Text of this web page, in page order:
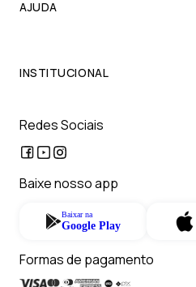
AJUDA
INSTITUCIONAL
Redes Sociais
Baixe nosso app
Baixar na
Google Play
Formas de pagamento